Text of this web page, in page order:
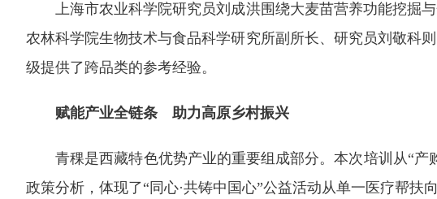
上海市农业科学院研究员刘成洪围绕大麦苗营养功能挖掘与
农林科学院生物技术与食品科学研究所副所长、研究员刘敬科
级提供了跨品类的参考经验。
赋能产业全链条 助力高原乡村振兴
青稞是西藏特色优势产业的重要组成部分。本次培训从“产
政策分析，体现了“同心·共铸中国心”公益活动从单一医疗帮扶